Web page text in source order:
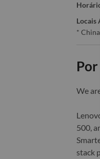
Locais
*
We
500,
stack